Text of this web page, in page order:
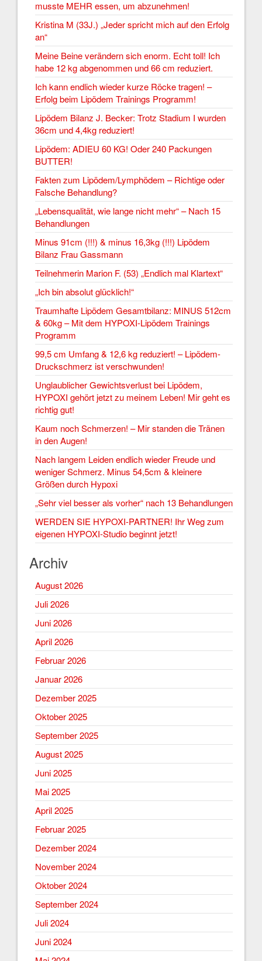
musste MEHR essen, um abzunehmen!
Kristina M (33J.) „Jeder spricht mich auf den Erfolg
an“
Meine Beine verändern sich enorm. Echt toll! Ich
habe 12 kg abgenommen und 66 cm reduziert.
Ich kann endlich wieder kurze Röcke tragen! –
Erfolg beim Lipödem Trainings Programm!
Lipödem Bilanz J. Becker: Trotz Stadium I wurden
36cm und 4,4kg reduziert!
Lipödem: ADIEU 60 KG! Oder 240 Packungen
BUTTER!
Fakten zum Lipödem/Lymphödem – Richtige oder
Falsche Behandlung?
„Lebensqualität, wie lange nicht mehr“ – Nach 15
Behandlungen
Minus 91cm (!!!) & minus 16,3kg (!!!) Lipödem
Bilanz Frau Gassmann
Teilnehmerin Marion F. (53) „Endlich mal Klartext“
„Ich bin absolut glücklich!“
Traumhafte Lipödem Gesamtbilanz: MINUS 512cm
& 60kg – Mit dem HYPOXI-Lipödem Trainings
Programm
99,5 cm Umfang & 12,6 kg reduziert! – Lipödem-
Druckschmerz ist verschwunden!
Unglaublicher Gewichtsverlust bei Lipödem,
HYPOXI gehört jetzt zu meinem Leben! Mir geht es
richtig gut!
Kaum noch Schmerzen! – Mir standen die Tränen
in den Augen!
Nach langem Leiden endlich wieder Freude und
weniger Schmerz. Minus 54,5cm & kleinere
Größen durch Hypoxi
„Sehr viel besser als vorher“ nach 13 Behandlungen
WERDEN SIE HYPOXI-PARTNER! Ihr Weg zum
eigenen HYPOXI-Studio beginnt jetzt!
Archiv
August 2026
Juli 2026
Juni 2026
April 2026
Februar 2026
Januar 2026
Dezember 2025
Oktober 2025
September 2025
August 2025
Juni 2025
Mai 2025
April 2025
Februar 2025
Dezember 2024
November 2024
Oktober 2024
September 2024
Juli 2024
Juni 2024